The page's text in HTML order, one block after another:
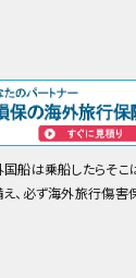
船は乗船したらそこ
、必ず海外旅行傷害